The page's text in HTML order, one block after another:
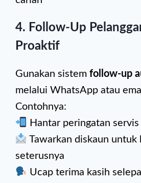
4. Follow-Up
Proaktif
Gunakan sistem follow-up
melalui WhatsApp atau
Contohnya:
Hantar peringatan
Tawarkan diskaun untuk
seterusnya
Ucap terima kasih